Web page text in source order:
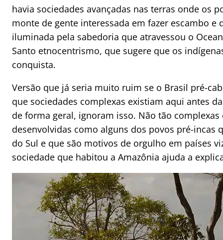
havia sociedades avançadas nas terras onde os
monte de gente interessada em fazer escambo
iluminada pela sabedoria que atravessou o
Santo etnocentrismo, que sugere que os
conquista.
Versão que já seria muito ruim se o Brasil pré-
que sociedades complexas existiam aqui antes
de forma geral, ignoram isso. Não tão
desenvolvidas como alguns dos povos pré-incas
do Sul e que são motivos de orgulho em países
sociedade que habitou a Amazônia ajuda a